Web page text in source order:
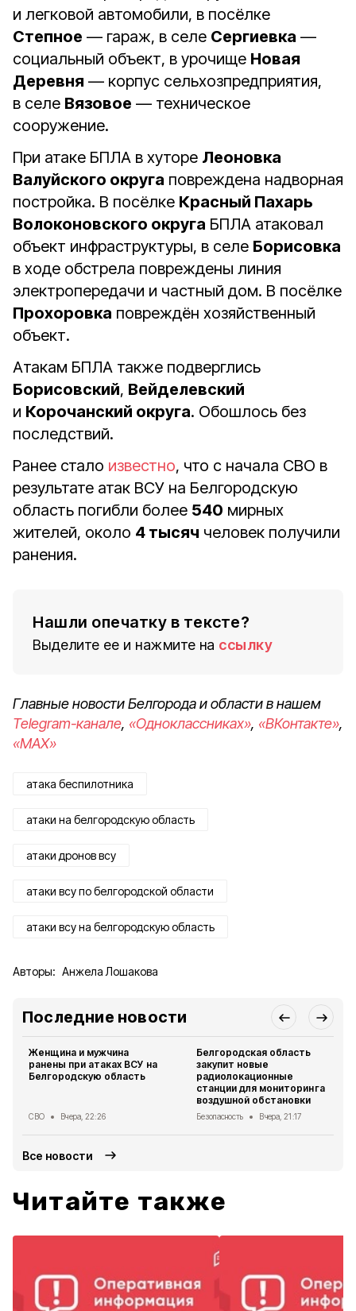
и легковой автомобили, в посёлке
Степное — гараж, в селе Сергиевка —
социальный объект, в урочище Новая
Деревня — корпус сельхозпредприятия,
в селе Вязовое — техническое
сооружение.
При атаке БПЛА в хуторе Леоновка
Валуйского округа повреждена надворная
постройка. В посёлке Красный Пахарь
Волоконовского округа БПЛА атаковал
объект инфраструктуры, в селе Борисовка
в ходе обстрела повреждены линия
электропередачи и частный дом. В посёлке
Прохоровка повреждён хозяйственный
объект.
Атакам БПЛА также подверглись
Борисовский, Вейделевский
и Корочанский округа. Обошлось без
последствий.
Ранее стало известно, что с начала СВО в
результате атак ВСУ на Белгородскую
область погибли более 540 мирных
жителей, около 4 тысяч человек получили
ранения.
Нашли опечатку в тексте?
Выделите ее и нажмите на ссылку
Главные новости Белгорода и области в нашем
Telegram-канале, «Одноклассниках», «ВКонтакте»,
«MAX»
атака беспилотника
атаки на белгородскую область
атаки дронов всу
атаки всу по белгородской области
атаки всу на белгородскую область
Авторы: Анжела Лошакова
Последние новости
Женщина и мужчина
ранены при атаках ВСУ на
Белгородскую область
СВО Вчера, 22:26
Белгородская область
закупит новые
радиолокационные
станции для мониторинга
воздушной обстановки
Безопасность Вчера, 21:17
Все новости
Читайте также